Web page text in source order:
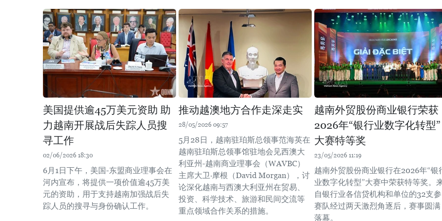
美国提供逾45万美元资助 助
力越南开展战后失踪人员搜
寻工作
02/06/2026 18:30
6月1日下午，美国-东盟商业理事会在
河内宣布，将提供一项价值逾45万美
元的资助，用于支持越南加强战后失
踪人员的搜寻与身份确认工作。
推动越澳地方合作走深走实
28/05/2026 09:57
5月28日，越南驻珀斯总领事范海英在
越南驻珀斯总领事馆驻地会见西澳大
利亚州-越南商业理事会（WAVBC）
主席大卫·摩根（David Morgan），讨
论深化越南与西澳大利亚州在贸易、
投资、科学技术、旅游和民间交流等
重点领域合作关系的措施。
越南外贸股份商业银行荣获
2026年“银行业数字化转型”
大赛特等奖
23/05/2026 11:19
越南外贸股份商业银行在2026年“银
业数字化转型”大赛中荣获特等奖。
自银行业各信贷机构和单位的32支参
赛队经过两天激烈角逐后，赛事圆满
落幕。